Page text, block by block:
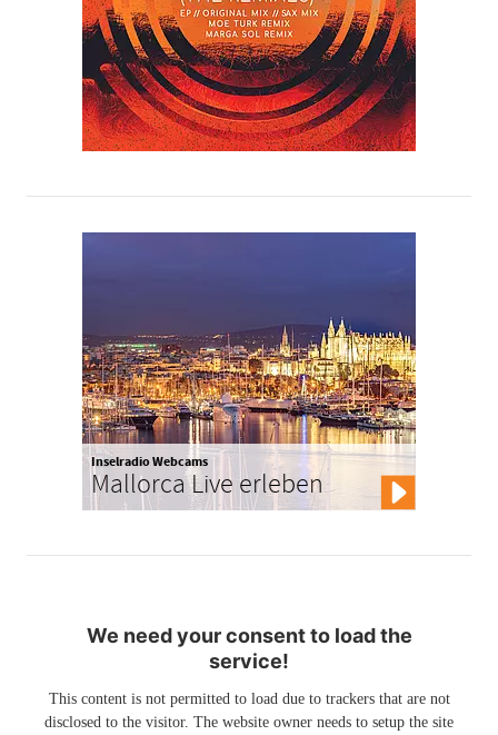
Inselradio Webcams
Mallorca Live erleben
We need your consent to load the
service!
This content is not permitted to load due to trackers that are not
disclosed to the visitor. The website owner needs to setup the site